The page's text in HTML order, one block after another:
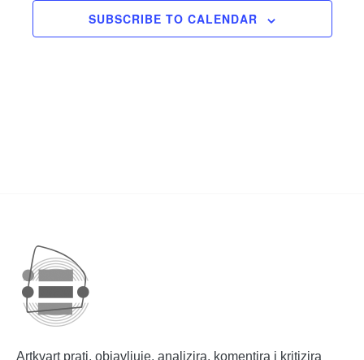
SUBSCRIBE TO CALENDAR
Artkvart prati, objavljuje, analizira, komentira i kritizira